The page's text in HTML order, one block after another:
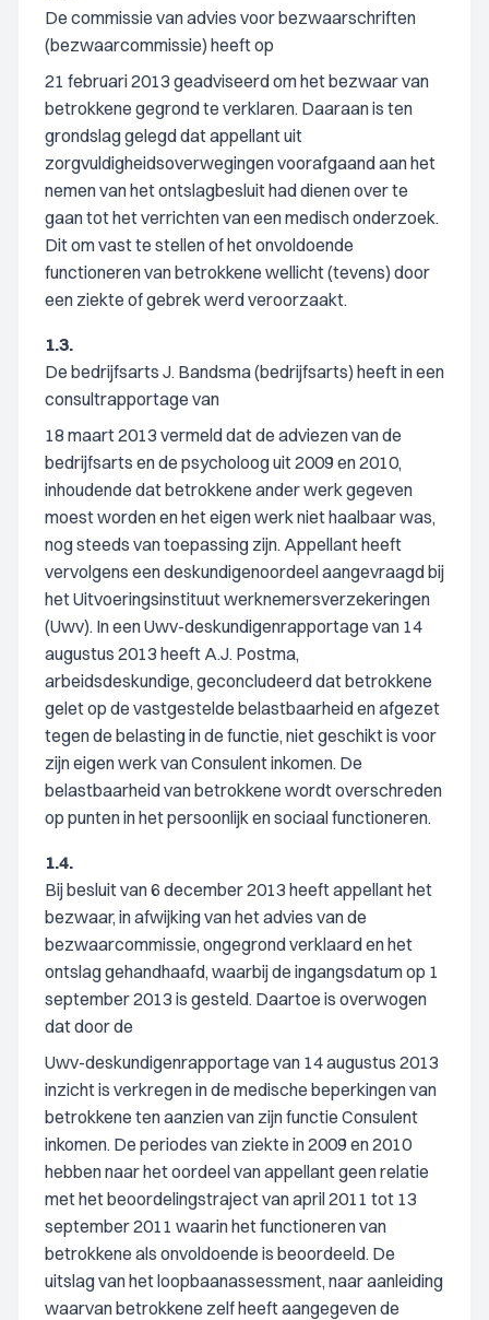
De commissie van advies voor bezwaarschriften
(bezwaarcommissie) heeft op
21 februari 2013 geadviseerd om het bezwaar van
betrokkene gegrond te verklaren. Daaraan is ten
grondslag gelegd dat appellant uit
zorgvuldigheidsoverwegingen voorafgaand aan het
nemen van het ontslagbesluit had dienen over te
gaan tot het verrichten van een medisch onderzoek.
Dit om vast te stellen of het onvoldoende
functioneren van betrokkene wellicht (tevens) door
een ziekte of gebrek werd veroorzaakt.
1.3.
De bedrijfsarts J. Bandsma (bedrijfsarts) heeft in een
consultrapportage van
18 maart 2013 vermeld dat de adviezen van de
bedrijfsarts en de psycholoog uit 2009 en 2010,
inhoudende dat betrokkene ander werk gegeven
moest worden en het eigen werk niet haalbaar was,
nog steeds van toepassing zijn. Appellant heeft
vervolgens een deskundigenoordeel aangevraagd bij
het Uitvoeringsinstituut werknemersverzekeringen
(Uwv). In een Uwv-deskundigenrapportage van 14
augustus 2013 heeft A.J. Postma,
arbeidsdeskundige, geconcludeerd dat betrokkene
gelet op de vastgestelde belastbaarheid en afgezet
tegen de belasting in de functie, niet geschikt is voor
zijn eigen werk van Consulent inkomen. De
belastbaarheid van betrokkene wordt overschreden
op punten in het persoonlijk en sociaal functioneren.
1.4.
Bij besluit van 6 december 2013 heeft appellant het
bezwaar, in afwijking van het advies van de
bezwaarcommissie, ongegrond verklaard en het
ontslag gehandhaafd, waarbij de ingangsdatum op 1
september 2013 is gesteld. Daartoe is overwogen
dat door de
Uwv-deskundigenrapportage van 14 augustus 2013
inzicht is verkregen in de medische beperkingen van
betrokkene ten aanzien van zijn functie Consulent
inkomen. De periodes van ziekte in 2009 en 2010
hebben naar het oordeel van appellant geen relatie
met het beoordelingstraject van april 2011 tot 13
september 2011 waarin het functioneren van
betrokkene als onvoldoende is beoordeeld. De
uitslag van het loopbaanassessment, naar aanleiding
waarvan betrokkene zelf heeft aangegeven de